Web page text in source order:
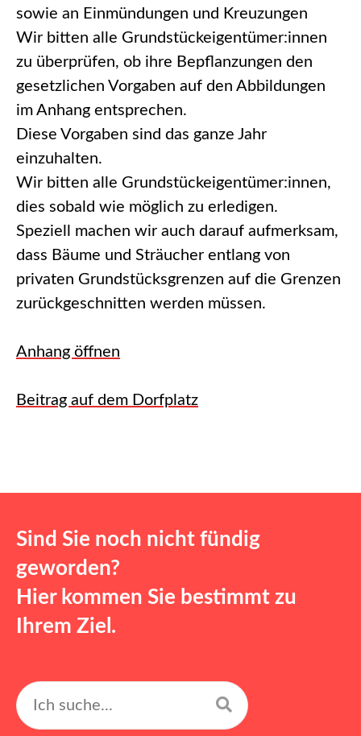
sowie an Einmündungen und Kreuzungen
Wir bitten alle Grundstückeigentümer:innen
zu überprüfen, ob ihre Bepflanzungen den
gesetzlichen Vorgaben auf den Abbildungen
im Anhang entsprechen.
Diese Vorgaben sind das ganze Jahr
einzuhalten.
Wir bitten alle Grundstückeigentümer:innen,
dies sobald wie möglich zu erledigen.
Speziell machen wir auch darauf aufmerksam,
dass Bäume und Sträucher entlang von
privaten Grundstücksgrenzen auf die Grenzen
zurückgeschnitten werden müssen.
Anhang öffnen
Beitrag auf dem Dorfplatz
Sind Sie noch nicht fündig
geworden?
Hier kommen Sie bestimmt zu
Ihrem Ziel.